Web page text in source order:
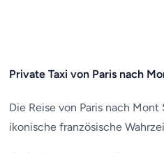
Private Taxi von Paris nach
Die Reise von Paris nach
ikonische französische